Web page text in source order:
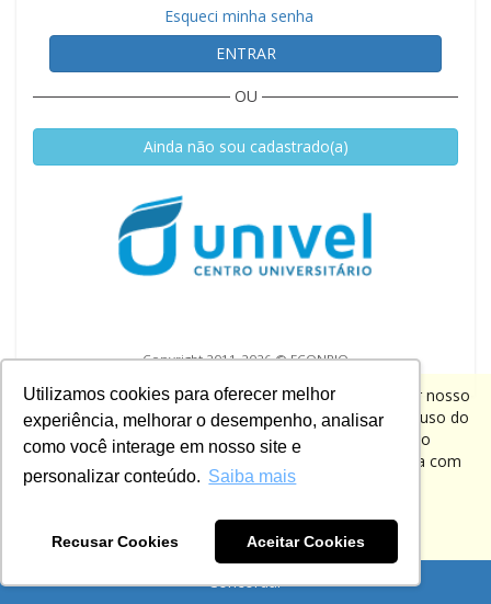
Utilizamos cookies para oferecer melhor
experiência, melhorar o desempenho, analisar
como você interage em nosso site e
personalizar conteúdo. Saiba mais
Recusar Cookies Aceitar Cookies
Esqueci minha senha
ENTRAR
OU
Ainda não sou cadastrado(a)
Copyright 2011-2026 © ECONRIO
Utilizamos cookies para personalizar conteúdo e analisar nosso
tráfego. Também compartilhamos informações sobre o uso do
nosso site com as instituições parceiras de cada processo
seletivo. Ao clicar em Concordar e Fechar, você concorda com
o uso de cookies e o processamento associado de suas
Leia nossa Política de Privacidade.
Concordar